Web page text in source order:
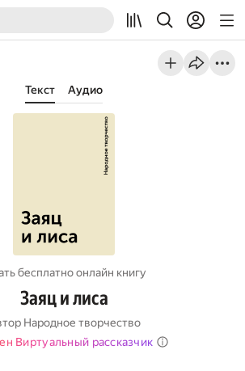
Текст Аудио
бесплатно онлайн книгу
Заяц и лиса
Народное творчество
Виртуальный рассказчик